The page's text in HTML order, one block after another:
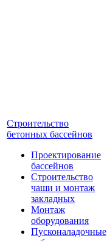
Строительство
бетонных бассейнов
Проектирование
бассейнов
Строительство
чаши и монтаж
закладных
Монтаж
оборудования
Пусконаладочные